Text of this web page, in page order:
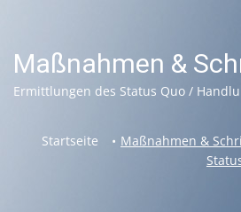
Maßnahmen &
Ermittlungen des Status Quo /
Startseite Maßnahmen &